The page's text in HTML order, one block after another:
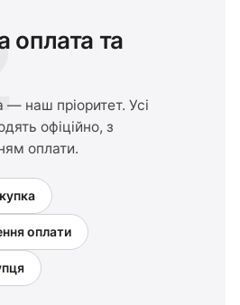
оплата та
наш пріоритет. Усі
офіційно, з
оплати.
оплати